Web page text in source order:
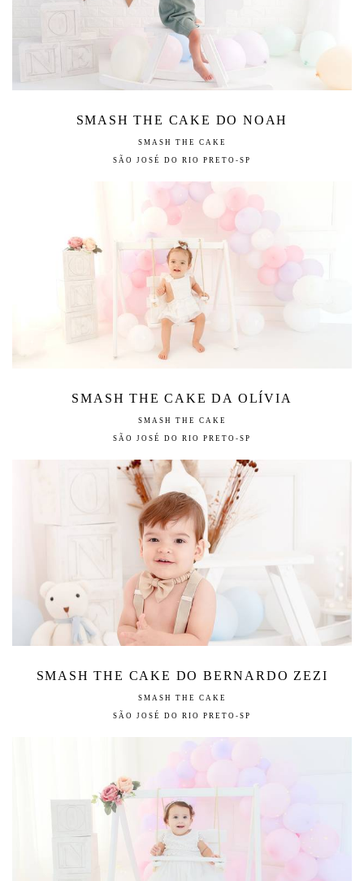
SMASH THE CAKE DO NOAH
SMASH THE CAKE
SÃO JOSÉ DO RIO PRETO-SP
SMASH THE CAKE DA OLÍVIA
SMASH THE CAKE
SÃO JOSÉ DO RIO PRETO-SP
SMASH THE CAKE DO BERNARDO ZEZI
SMASH THE CAKE
SÃO JOSÉ DO RIO PRETO-SP